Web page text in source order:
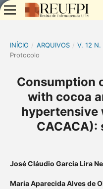
INÍCIO / ARQUIVOS / V. 12 N.
Protocolo
Consumption
with cocoa
hypertensive
José Cláudio Garcia Lira
Maria Aparecida Alves de